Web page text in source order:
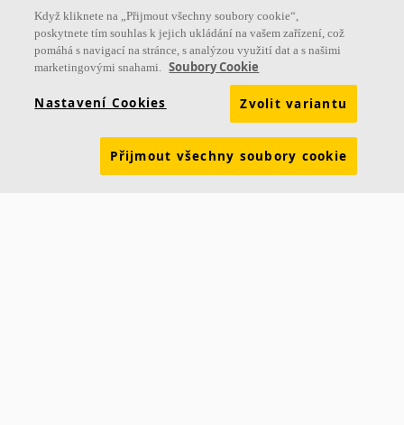
Produkty Inspirace & znalosti Funkční požadavky
Barvy a povrchy Nástroje & služby
Prohlášení o vlastnostech Brožury ke stažení Udržitelnost
Ceník Skupina Ecophon Právní informace
Údaje pro dodavatele ČR Údaje pro dodavatele SR
Když kliknete na „Přijmout všechny soubory cookie“,
poskytnete tím souhlas k jejich ukládání na vašem zařízení, což
pomáhá s navigací na stránce, s analýzou využití dat a s našimi
marketingovými snahami. Soubory Cookie
Nastavení Cookies Zvolit variantu
Přijmout všechny soubory cookie